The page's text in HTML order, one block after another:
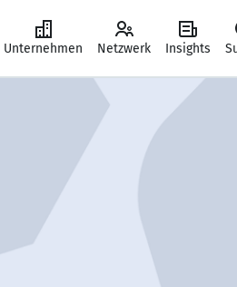
Unternehmen Netzwerk Insights